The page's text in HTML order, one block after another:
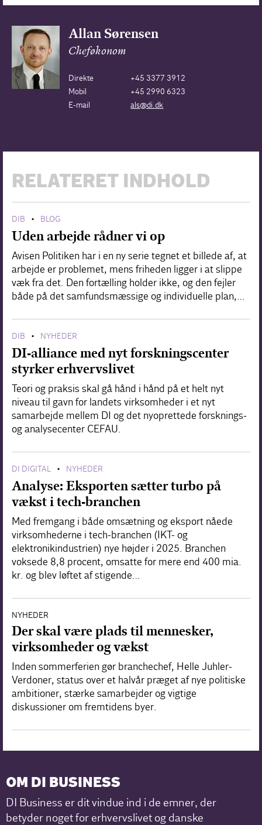
Allan Sørensen
Cheføkonom
Direkte
+45 3377 3912
Mobil
+45 2990 6323
E-mail
als@di.dk
RELATERET INDHOLD
DIB • BLOG
Uden arbejde rådner vi op
Avisen Politiken har i en ny serie tegnet et billede af, at
arbejde er problemet, mens friheden ligger i at slippe
væk fra det. Den fortælling holder ikke, og den fejler
både på det samfundsmæssige og individuelle plan,…
DIB • NYHEDER
DI-alliance med nyt forskningscenter
styrker erhvervslivet
Teori og praksis skal gå hånd i hånd på et helt nyt
niveau til gavn for landets virksomheder i et nyt
samarbejde mellem DI og det nyoprettede forsknings-
og analysecenter CEFAU.
DI DIGITAL • NYHEDER
Analyse: Eksporten sætter turbo på
vækst i tech-branchen
Med fremgang i både omsætning og eksport nåede
virksomhederne i tech-branchen (IKT- og
elektronikindustrien) nye højder i 2025. Branchen
voksede 8,8 procent, omsatte for mere end 400 mia.
kr. og blev løftet af stigende…
NYHEDER
Der skal være plads til mennesker,
virksomheder og vækst
Inden sommerferien gør branchechef, Helle Juhler-
Verdoner, status over et halvår præget af nye politiske
ambitioner, stærke samarbejder og vigtige
diskussioner om fremtidens byer.
OM DI BUSINESS
DI Business er dit vindue ind i de emner, der
betyder noget for erhvervslivet og danske